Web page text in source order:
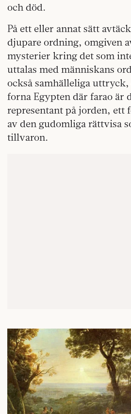
och död.
På ett eller annat sätt
djupare ordning, omgiven
mysterier kring det som
uttalas med människans
också samhälleliga
forna Egypten där farao är
representant på jorden, ett
av den gudomliga rättvisa
tillvaron.